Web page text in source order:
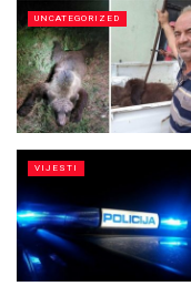
UNCATEGORIZED
VIJESTI